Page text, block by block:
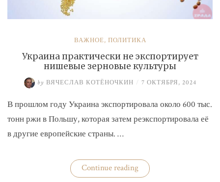
ВАЖНОЕ, ПОЛИТИКА
Украина практически не экспортирует
нишевые зерновые культуры
by ВЯЧЕСЛАВ КОТЁНОЧКИН / 7 ОКТЯБРЯ, 2024
В прошлом году Украина экспортировала около 600 тыс.
тонн ржи в Польшу, которая затем реэкспортировала её
в другие европейские страны. …
Continue reading«Украина
практически